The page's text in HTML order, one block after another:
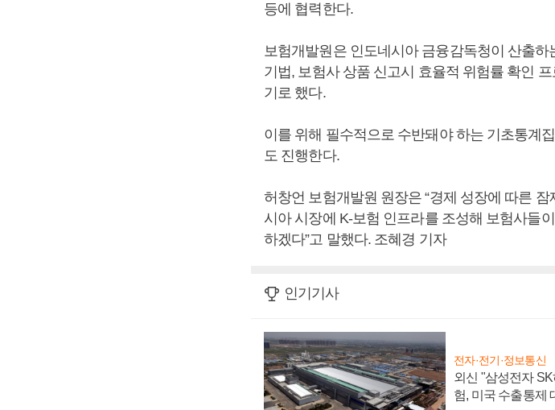
등에 협력한다.
보험개발원은 인도네시아 금융감독청이 산출
기법, 보험사 상품 신고시 효율적 위험률 확인
기로 했다.
이를 위해 필수적으로 수반돼야 하는 기초통계
도 진행한다.
허창언 보험개발원 원장은 “경제 성장에 따른
시아 시장에 K-보험 인프라를 조성해 보험사들
하겠다”고 말했다. 조혜경 기자
인기기사
전자·전기·정보통신
외신 "삼성전자
험, 미국 수출통제